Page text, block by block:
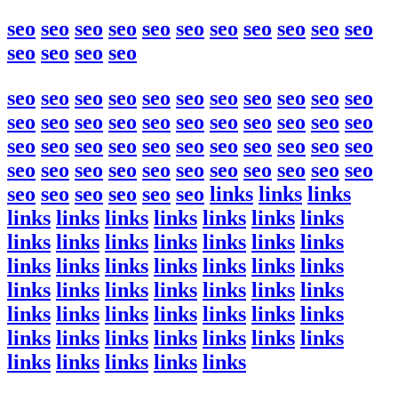
seo seo seo seo seo seo seo seo seo seo seo
seo seo seo seo
seo seo seo seo seo seo seo seo seo seo seo
seo seo seo seo seo seo seo seo seo seo seo
seo seo seo seo seo seo seo seo seo seo seo
seo seo seo seo seo seo seo seo seo seo seo
seo seo seo seo seo seo links links links
links links links links links links links
links links links links links links links
links links links links links links links
links links links links links links links
links links links links links links links
links links links links links links links
links links links links links